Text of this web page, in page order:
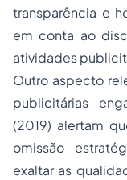
transparência e
em conta ao
atividades
Outro aspecto
publicitárias
(2019) alertam
omissão
exaltar as